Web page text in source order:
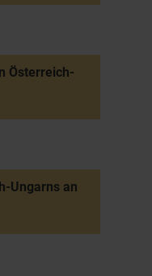
Österreich-
Ungarns an